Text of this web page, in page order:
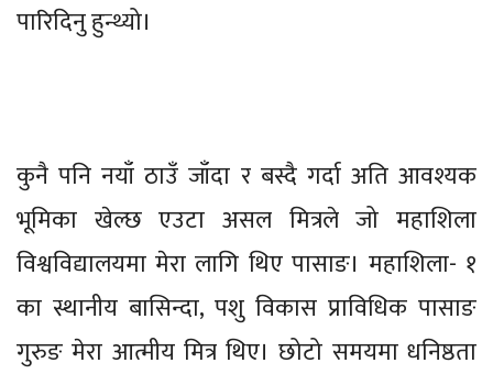
पारिदिनु हुन्थ्यो।
कुनै पनि नयाँ ठाउँ जाँदा र बस्दै गर्दा अति आवश्यक
भूमिका खेल्छ एउटा असल मित्रले जो महाशिला
विश्वविद्यालयमा मेरा लागि थिए पासाङ। महाशिला- १
का स्थानीय बासिन्दा, पशु विकास प्राविधिक पासाङ
गुरुङ मेरा आत्मीय मित्र थिए। छोटो समयमा धनिष्ठता